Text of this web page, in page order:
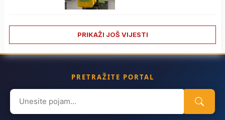
PRIKAŽI JOŠ VIJESTI
PRETRAŽITE PORTAL
Search
for: